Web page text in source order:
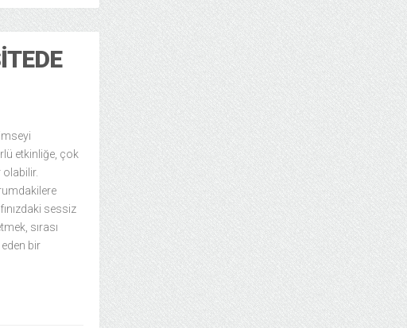
etkinliğe, çok
sessiz
sırası
bir